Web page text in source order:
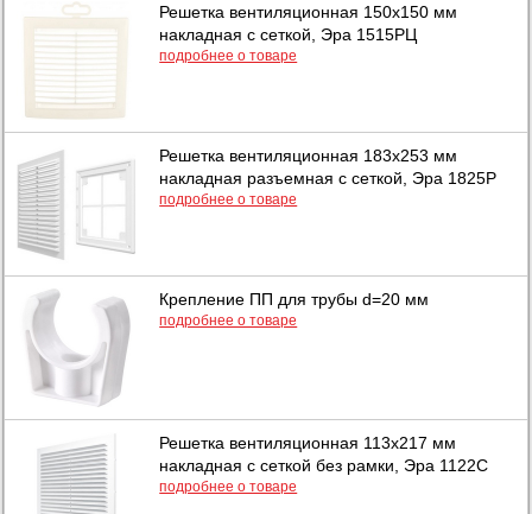
Решетка вентиляционная 150х150 мм
накладная с сеткой, Эра 1515РЦ
подробнее о товаре
Решетка вентиляционная 183х253 мм
накладная разъемная с сеткой, Эра 1825Р
подробнее о товаре
Крепление ПП для трубы d=20 мм
подробнее о товаре
Решетка вентиляционная 113х217 мм
накладная с сеткой без рамки, Эра 1122С
подробнее о товаре